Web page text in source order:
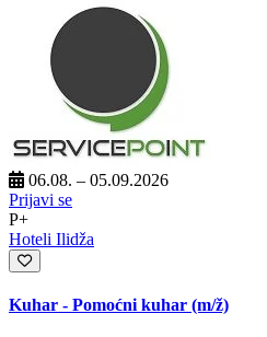
06.08. – 05.09.2026
Prijavi se
P+
Hoteli Ilidža
Kuhar - Pomoćni kuhar (m/ž)